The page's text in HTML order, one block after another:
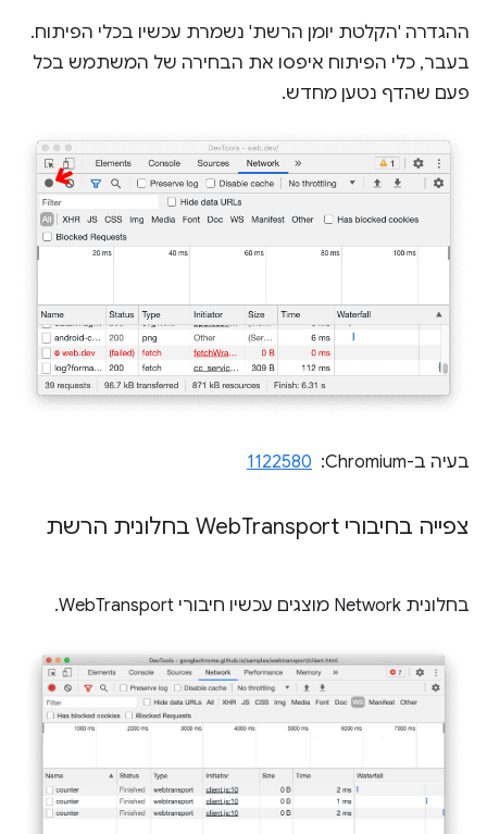
ההגדרה 'הקלטת יומן הרשת' נשמרת עכשיו בכלי הפיתוח.
בעבר, כלי הפיתוח איפסו את הבחירה של המשתמש בכל
פעם שהדף נטען מחדש.
בעיה ב-Chromium: ‏ 1122580
צפייה בחיבורי Web Transport בחלונית הרשת
בחלונית Network מוצגים עכשיו חיבורי WebTransport.